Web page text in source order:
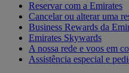
Reservar com a Emirates
Cancelar ou alterar uma
Business Rewards da
Emirates Skywards
A nossa rede e voos em
Assistência especial e